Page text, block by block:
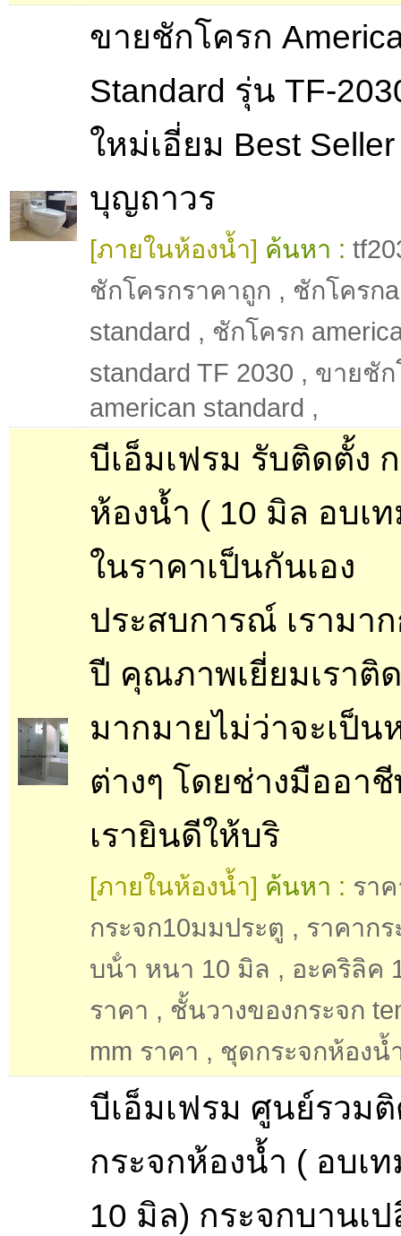
ขายชักโครก
Standard รุ่น TF-
ใหม่เอี่ยม Best
บุญถาวร
[ภายในห้องน้ำ] ค้นหา :
ชักโครกราคาถูก , ชักโครก
standard , ชักโครก
standard TF 2030 , ขายชัก
american standard ,
บีเอ็มเฟรม รับติดตั้ง
ห้องน้ำ ( 10 มิล อบเท
ในราคาเป็นกันเอง
ประสบการณ์ เรามา
ปี คุณภาพเยี่ยมเราติ
มากมายไม่ว่าจะเป็น
ต่างๆ โดยช่างมืออาชี
เรายินดีให้บริ
[ภายในห้องน้ำ] ค้นหา : รา
กระจก10มมประตู , ราคาก
บน้ํา หนา 10 มิล , อะคริลิค
ราคา , ชั้นวางของกระจก
mm ราคา , ชุดกระจกห้องน้
บีเอ็มเฟรม ศูนย์รวม
กระจกห้องน้ำ ( อบเท
10 มิล) กระจกบานเ